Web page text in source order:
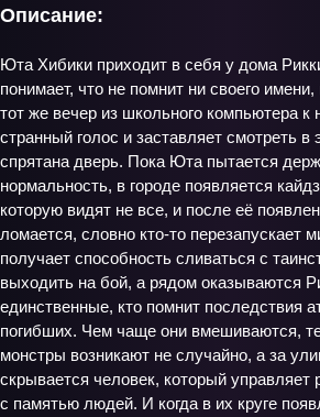
Описание:
Юта Хибики приходит в себя у дома
понимает, что не помнит ни своего
тот же вечер из школьного компьютера к
странный голос и заставляет смотреть в
спрятана дверь. Пока Юта пытается
нормальность, в городе появляется
которую видят не все, и после её
ломается, словно кто-то перезапускает
получает способность сливаться с
выходить на бой, а рядом оказываются
единственные, кто помнит последствия
погибших. Чем чаще они вмешиваются,
монстры возникают не случайно, а за
скрывается человек, который управляет
с памятью людей. И когда в их круге